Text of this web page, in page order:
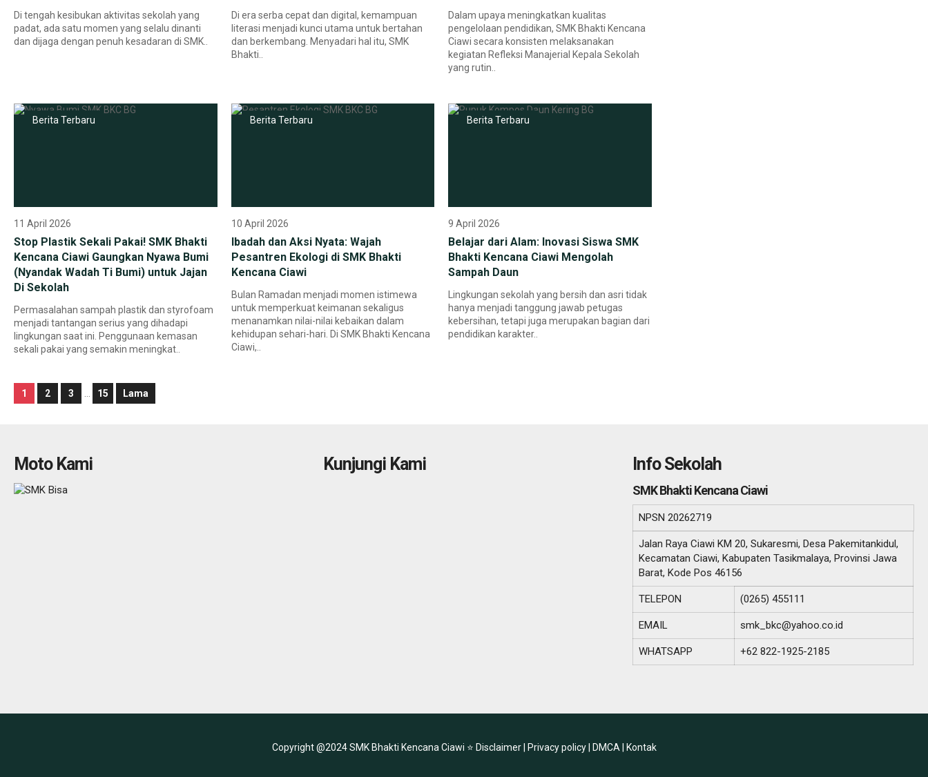
Di tengah kesibukan aktivitas sekolah yang
padat, ada satu momen yang selalu dinanti
dan dijaga dengan penuh kesadaran di SMK..
Di era serba cepat dan digital, kemampuan
literasi menjadi kunci utama untuk bertahan
dan berkembang. Menyadari hal itu, SMK
Bhakti..
Dalam upaya meningkatkan kualitas
pengelolaan pendidikan, SMK Bhakti Kencana
Ciawi secara konsisten melaksanakan
kegiatan Refleksi Manajerial Kepala Sekolah
yang rutin..
Berita Terbaru
11 April 2026
Stop Plastik Sekali Pakai! SMK Bhakti
Kencana Ciawi Gaungkan Nyawa Bumi
(Nyandak Wadah Ti Bumi) untuk Jajan
Di Sekolah
Permasalahan sampah plastik dan styrofoam
menjadi tantangan serius yang dihadapi
lingkungan saat ini. Penggunaan kemasan
sekali pakai yang semakin meningkat..
Berita Terbaru
10 April 2026
Ibadah dan Aksi Nyata: Wajah
Pesantren Ekologi di SMK Bhakti
Kencana Ciawi
Bulan Ramadan menjadi momen istimewa
untuk memperkuat keimanan sekaligus
menanamkan nilai-nilai kebaikan dalam
kehidupan sehari-hari. Di SMK Bhakti Kencana
Ciawi,..
Berita Terbaru
9 April 2026
Belajar dari Alam: Inovasi Siswa SMK
Bhakti Kencana Ciawi Mengolah
Sampah Daun
Lingkungan sekolah yang bersih dan asri tidak
hanya menjadi tanggung jawab petugas
kebersihan, tetapi juga merupakan bagian dari
pendidikan karakter..
1 2 3 15 Lama
Moto Kami Kunjungi Kami Info Sekolah
SMK Bhakti Kencana Ciawi
NPSN 20262719
Jalan Raya Ciawi KM 20, Sukaresmi, Desa Pakemitankidul,
Kecamatan Ciawi, Kabupaten Tasikmalaya, Provinsi Jawa
Barat, Kode Pos 46156
TELEPON (0265) 455111
EMAIL smk_bkc@yahoo.co.id
WHATSAPP +62 822-1925-2185
Copyright @2024 SMK Bhakti Kencana Ciawi ⭐ Disclaimer | Privacy policy | DMCA | Kontak